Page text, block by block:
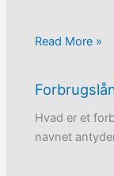
Read More »
Hvad er et
navnet